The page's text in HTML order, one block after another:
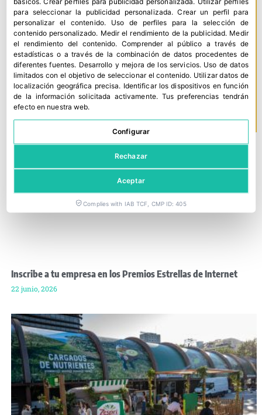
Inscribe a tu empresa en los Premios Estrellas de Internet
22 junio, 2026
básicos.Crear perfiles para publicidad personalizada. Utilizar perfiles
para seleccionar la publicidad personalizada.Crear un perfil para
personalizar el contenido. Uso de perfiles para la selección de
contenido personalizado. Medir el rendimiento de la publicidad. Medir
el rendimiento del contenido.Comprender al público a través de
estadísticas o a través de la combinación de datos procedentes de
diferentes fuentes. Desarrollo y mejora de los servicios. Uso de datos
limitados con el objetivo de seleccionar el contenido. Utilizar datos de
localización geográfica precisa. Identificar los dispositivos en función
de la información solicitada activamente. Tus preferencias tendrán
efecto en nuestra web.
Configurar
Rechazar
Aceptar
Complies with IAB TCF, CMP ID: 405